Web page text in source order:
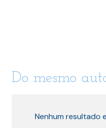
Do mesmo
Nenhum resultado